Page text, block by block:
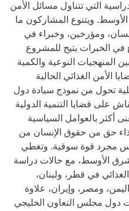
التي تتناول مسائل الأمن
ويتنوع المشاركون ما
ومؤرخين، وخبراء في
في الخبرات يتيح للمشروع
المنهجيات النوعية والكمية
الأمن الغذائي الحالية
تحول من نموذج سيادة دول
على قضايا التنمية الدولية
أكثر بالعوامل السياسية
حق من حقوق الإنسان من
مجرد قوة سوقية. وتغطي
الأوسط، مع حالات دراسة
في قطر، ولبنان،
ومصر، وإيران، علاوة
دول مجلس التعاون الخليجي